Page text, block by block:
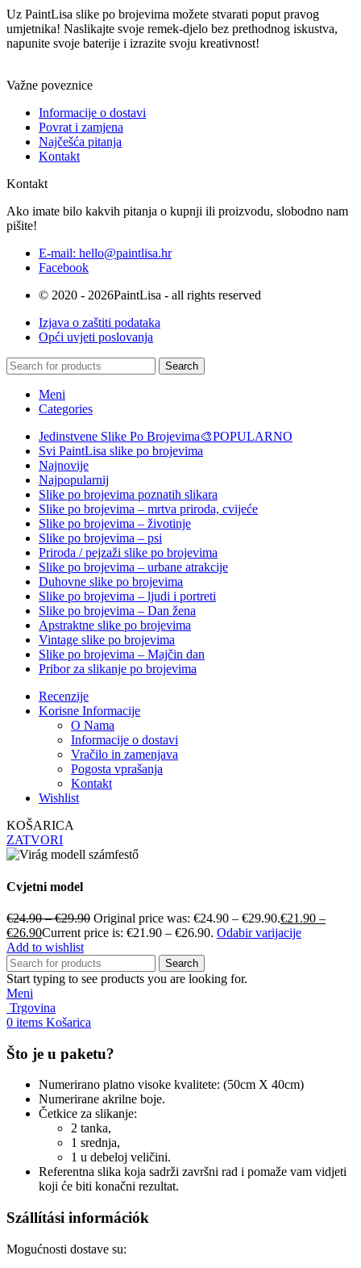
Uz PaintLisa slike po brojevima možete stvarati poput pravog
umjetnika! Naslikajte svoje remek-djelo bez prethodnog iskustva,
napunite svoje baterije i izrazite svoju kreativnost!
Važne poveznice
Informacije o dostavi
Povrat i zamjena
Najčešća pitanja
Kontakt
Kontakt
Ako imate bilo kakvih pitanja o kupnji ili proizvodu, slobodno nam
pišite!
E-mail: hello@paintlisa.hr
Facebook
© 2020 - 2026PaintLisa - all rights reserved
Izjava o zaštiti podataka
Opći uvjeti poslovanja
Search
Meni
Categories
Jedinstvene Slike Po Brojevima🎨POPULARNO
Svi PaintLisa slike po brojevima
Najnovije
Najpopularnij
Slike po brojevima poznatih slikara
Slike po brojevima – mrtva priroda, cvijeće
Slike po brojevima – životinje
Slike po brojevima – psi
Priroda / pejzaži slike po brojevima
Slike po brojevima – urbane atrakcije
Duhovne slike po brojevima
Slike po brojevima – ljudi i portreti
Slike po brojevima – Dan žena
Apstraktne slike po brojevima
Vintage slike po brojevima
Slike po brojevima – Majčin dan
Pribor za slikanje po brojevima
Recenzije
Korisne Informacije
O Nama
Informacije o dostavi
Vračilo in zamenjava
Pogosta vprašanja
Kontakt
Wishlist
KOŠARICA
ZATVORI
Cvjetni model
€24.90–€29.90 Original price was: €24.90 – €29.90.€21.90 –
€26.90Current price is: €21.90 – €26.90. Odabir varijacije
Add to wishlist
Search
Start typing to see products you are looking for.
Meni
Trgovina
0 items Košarica
Što je u paketu?
Numerirano platno visoke kvalitete: (50cm X 40cm)
Numerirane akrilne boje.
Četkice za slikanje:
2 tanka,
1 srednja,
1 u debeloj veličini.
Referentna slika koja sadrži završni rad i pomaže vam vidjeti
koji će biti konačni rezultat.
Szállítási információk
Mogućnosti dostave su: